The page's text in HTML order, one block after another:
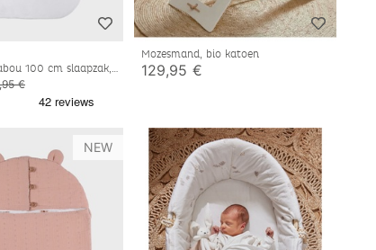
100 cm slaapzak,
€
Mozesmand, bio katoen
129,95 €
NEW